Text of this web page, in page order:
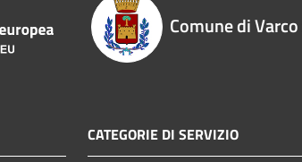
Comune di
CATEGORIE DI SERVIZIO